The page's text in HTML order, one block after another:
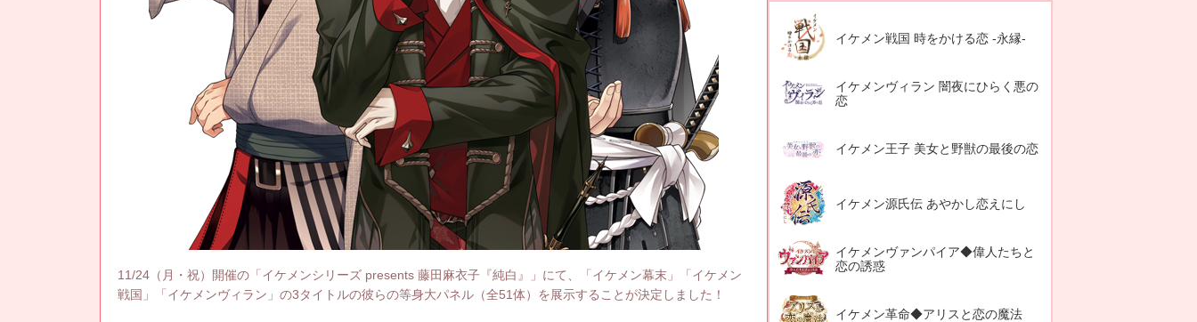
11/24（月・祝）開催の「イケメンシリーズ presents 藤田麻衣子『純白』」にて、「イケメン幕末」「イケメン
戦国」「イケメンヴィラン」の3タイトルの彼らの等身大パネル（全51体）を展示することが決定しました！
イケメン戦国 時をかける恋 -永縁-
イケメンヴィラン 闇夜にひらく悪の
恋
イケメン王子 美女と野獣の最後の恋
イケメン源氏伝 あやかし恋えにし
イケメンヴァンパイア◆偉人たちと
恋の誘惑
イケメン革命◆アリスと恋の魔法